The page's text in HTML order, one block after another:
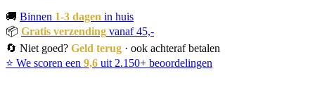
🚚 Binnen 1-3 dagen in huis
📦 Gratis verzending vanaf 45,-
🔄 Niet goed? Geld terug · ook achteraf betalen
⭐ We scoren een 9,6 uit 2.150+ beoordelingen